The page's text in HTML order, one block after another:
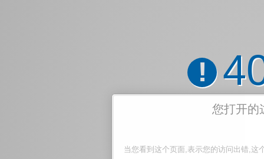
!
您打开的
当您看到这个页面,表示您的访问出错,这